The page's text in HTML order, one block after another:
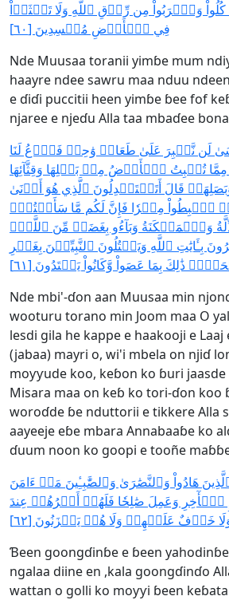
وَٱشۡرَبُواْ مِن رِّزۡقِ ٱللَّهِ وَلَا تَعۡثَوۡاْ
فِي ٱلۡأَرۡضِ مُفۡسِدِينَ [٦٠]
Nde Muusaa toranii yimɓe mum
haayre ndee sawru maa nduu
e ɗiɗi puccitii heen yimɓe ɓee fof
njaree e njeɗu Alla taa mbaɗee
لَن نَّصۡبِرَ عَلَىٰ طَعَامٖ وَٰحِدٖ فَٱدۡعُ لَنَا
تُنۢبِتُ ٱلۡأَرۡضُ مِنۢ بَقۡلِهَا وَقِثَّآئِهَا
قَالَ أَتَسۡتَبۡدِلُونَ ٱلَّذِي هُوَ أَدۡنَىٰ
ٱهۡبِطُواْ مِصۡرٗا فَإِنَّ لَكُم مَّا سَأَلۡتُمۡۗ
وَٱلۡمَسۡكَنَةُ وَبَآءُو بِغَضَبٖ مِّنَ ٱللَّهِۚ
بِـَٔايَٰتِ ٱللَّهِ وَيَقۡتُلُونَ ٱلنَّبِيِّـۧنَ بِغَيۡرِ
ذَٰلِكَ بِمَا عَصَواْ وَّكَانُواْ يَعۡتَدُونَ [٦١]
Nde mbi'-ɗon aan Muusaa min
wooturu torano min Joom maa O
lesdi gila he kappe e haakooji e Laaj
(jabaa) mayri o, wi'i mbela on njiɗ
moƴƴude koo, keɓon ko ɓuri
Misara maa on keɓ ko tori-ɗon koo
woroɗde ɓe nduttorii e tikkere Alla
aayeeje eɓe mbara Annabaaɓe ko
ɗuum noon ko goopi e tooñe
هَادُواْ وَٱلنَّصَٰرَىٰ وَٱلصَّٰبِـِٔينَ مَنۡ ءَامَنَ
ٱلۡأٓخِرِ وَعَمِلَ صَٰلِحٗا فَلَهُمۡ أَجۡرُهُمۡ عِندَ
خَوۡفٌ عَلَيۡهِمۡ وَلَا هُمۡ يَحۡزَنُونَ [٦٢]
Ɓeen goongɗinɓe e ɓeen
ngalaa diine en ,kala goongɗinɗo
wattan o golli ko moƴƴi ɓeen